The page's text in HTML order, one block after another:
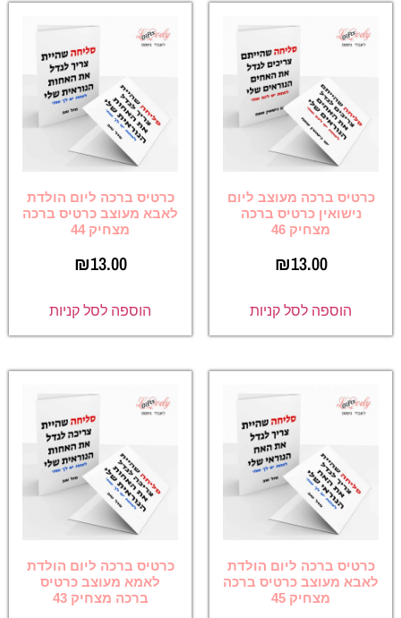
כרטיס ברכה מעוצב ליום
נישואין כרטיס ברכה
מצחיק 46
₪13.00
הוספה לסל קניות
כרטיס ברכה ליום הולדת
לאבא מעוצב כרטיס ברכה
מצחיק 44
₪13.00
הוספה לסל קניות
כרטיס ברכה ליום הולדת
לאבא מעוצב כרטיס ברכה
מצחיק 45
כרטיס ברכה ליום הולדת
לאמא מעוצב כרטיס
ברכה מצחיק 43